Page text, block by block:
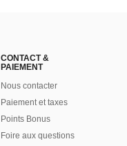
CONTACT &
PAIEMENT
Nous contacter
Paiement et taxes
Points Bonus
Foire aux questions